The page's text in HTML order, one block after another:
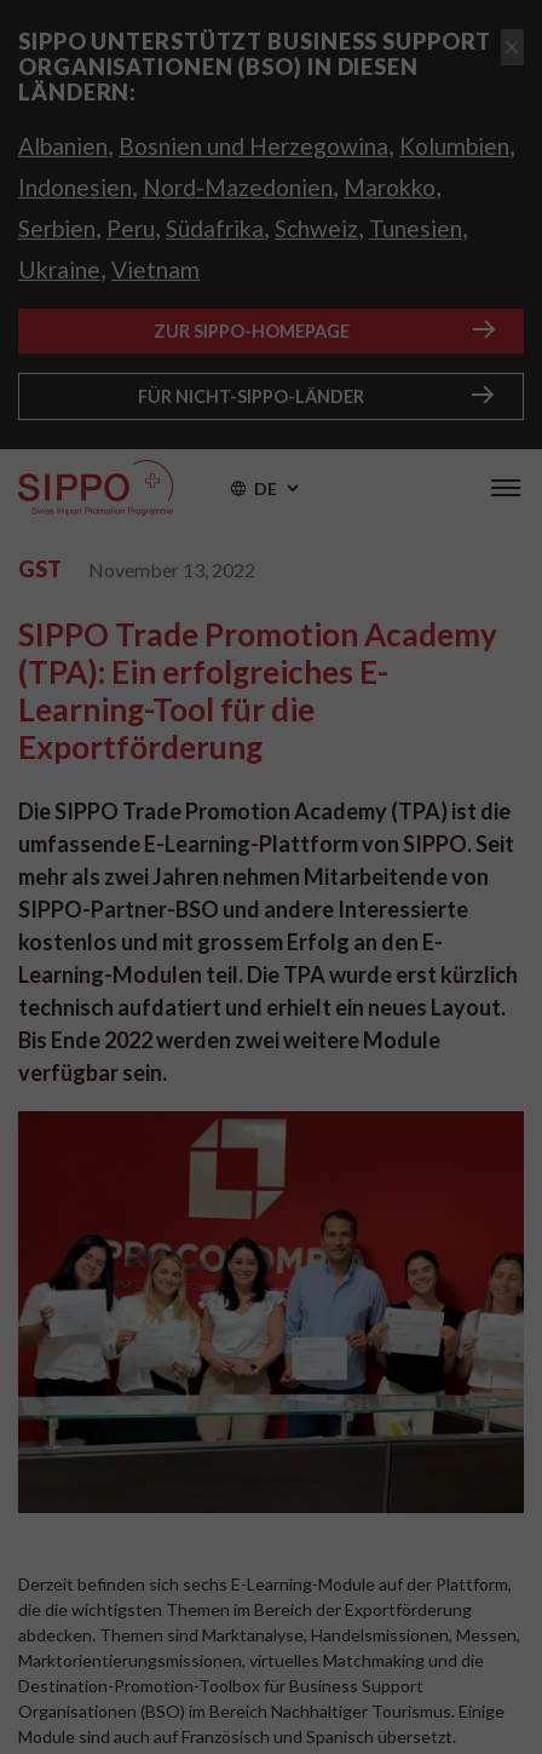
SIPPO UNTERSTÜTZT BUSINESS SUPPORT
ORGANISATIONEN (BSO) IN DIESEN
LÄNDERN:
Albanien, Bosnien und Herzegowina, Kolumbien,
Indonesien, Nord-Mazedonien, Marokko,
Serbien, Peru, Südafrika, Schweiz, Tunesien,
Ukraine, Vietnam
ZUR SIPPO-HOMEPAGE
FÜR NICHT-SIPPO-LÄNDER
DE
GST November 13, 2022
SIPPO Trade Promotion Academy
(TPA): Ein erfolgreiches E-
Learning-Tool für die
Exportförderung
Die SIPPO Trade Promotion Academy (TPA) ist die
umfassende E-Learning-Plattform von SIPPO. Seit
mehr als zwei Jahren nehmen Mitarbeitende von
SIPPO-Partner-BSO und andere Interessierte
kostenlos und mit grossem Erfolg an den E-
Learning-Modulen teil. Die TPA wurde erst kürzlich
technisch aufdatiert und erhielt ein neues Layout.
Bis Ende 2022 werden zwei weitere Module
verfügbar sein.
Derzeit befinden sich sechs E-Learning-Module auf der Plattform,
die die wichtigsten Themen im Bereich der Exportförderung
abdecken. Themen sind Marktanalyse, Handelsmissionen, Messen,
Marktorientierungsmissionen, virtuelles Matchmaking und die
Destination-Promotion-Toolbox für Business Support
Organisationen (BSO) im Bereich Nachhaltiger Tourismus. Einige
Module sind auch auf Französisch und Spanisch übersetzt.